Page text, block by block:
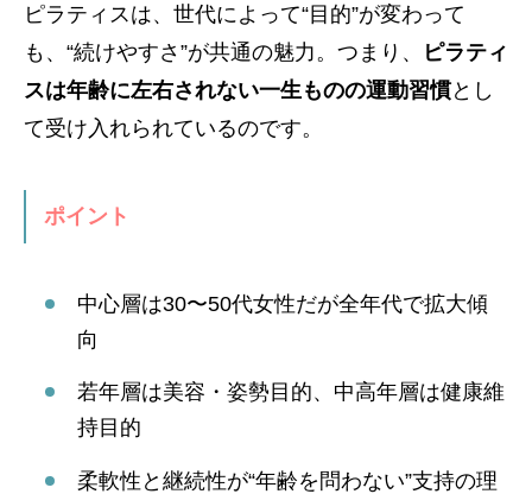
ピラティスは、世代によって“目的”が変わって
も、“続けやすさ”が共通の魅力。つまり、
ピラティ
スは年齢に左右されない一生ものの運動習慣とし
て受け入れられているのです。
ポイント
中心層は30〜50代女性だが全年代で拡大傾
向
若年層は美容・姿勢目的、中高年層は健康維
持目的
柔軟性と継続性が“年齢を問わない”支持の理